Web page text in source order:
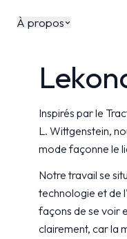
À propos
Inspirés par le
L. Wittgenstein,
mode façonne le
Notre travail se
technologie et de
façons de se voir
clairement, car la